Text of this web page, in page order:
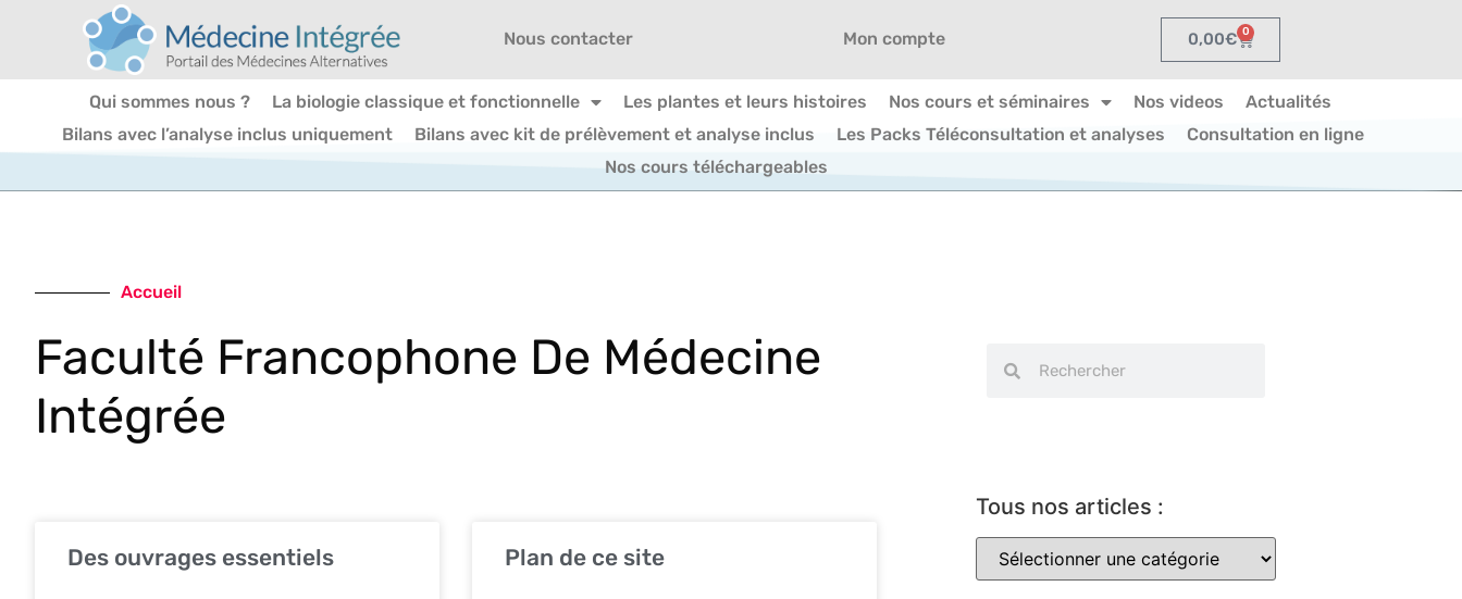
Nous contacter Mon compte 0,00€ 0
Qui sommes nous ? La biologie classique et fonctionnelle Les plantes et leurs histoires Nos cours et séminaires Nos videos
Actualités
Bilans avec l’analyse inclus uniquement
Bilans avec kit de prélèvement et analyse inclus Les Packs Téléconsultation et analyses
Consultation en ligne
Nos cours téléchargeables
Accueil
Faculté Francophone De Médecine
Intégrée
Des ouvrages essentiels Plan de ce site
Tous nos articles :